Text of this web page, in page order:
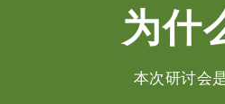
为什
本次研讨会